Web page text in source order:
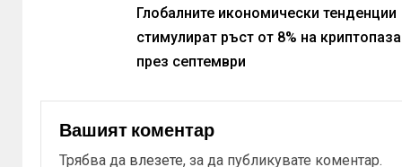
Глобалните икономически тенденции
стимулират ръст от 8% на
през септември
Вашият коментар
Трябва да влезете, за да публикувате коментар.